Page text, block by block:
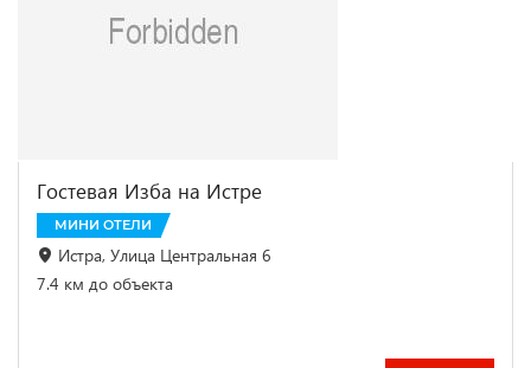
Гостевая Изба на Истре
МИНИ ОТЕЛИ
Истра, Улица Центральная 6
7.4 км до объекта